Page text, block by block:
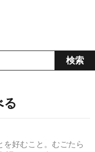
る
を好むこと。むごたら